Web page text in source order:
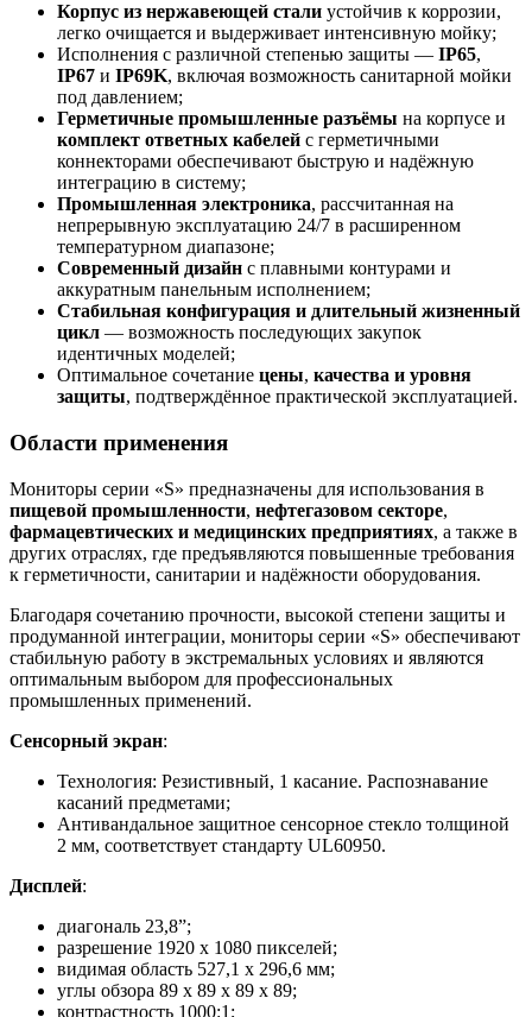
Корпус из нержавеющей стали устойчив к коррозии,
легко очищается и выдерживает интенсивную мойку;
Исполнения с различной степенью защиты — IP65,
IP67 и IP69K, включая возможность санитарной мойки
под давлением;
Герметичные промышленные разъёмы на корпусе и
комплект ответных кабелей с герметичными
коннекторами обеспечивают быструю и надёжную
интеграцию в систему;
Промышленная электроника, рассчитанная на
непрерывную эксплуатацию 24/7 в расширенном
температурном диапазоне;
Современный дизайн с плавными контурами и
аккуратным панельным исполнением;
Стабильная конфигурация и длительный жизненный
цикл — возможность последующих закупок
идентичных моделей;
Оптимальное сочетание цены, качества и уровня
защиты, подтверждённое практической эксплуатацией.
Области применения
Мониторы серии «S» предназначены для использования в
пищевой промышленности, нефтегазовом секторе,
фармацевтических и медицинских предприятиях, а также в
других отраслях, где предъявляются повышенные требования
к герметичности, санитарии и надёжности оборудования.
Благодаря сочетанию прочности, высокой степени защиты и
продуманной интеграции, мониторы серии «S» обеспечивают
стабильную работу в экстремальных условиях и являются
оптимальным выбором для профессиональных
промышленных применений.
Сенсорный экран:
Технология: Резистивный, 1 касание. Распознавание
касаний предметами;
Антивандальное защитное сенсорное стекло толщиной
2 мм, соответствует стандарту UL60950.
Дисплей:
диагональ 23,8”;
разрешение 1920 x 1080 пикселей;
видимая область 527,1 х 296,6 мм;
углы обзора 89 х 89 х 89 х 89;
контрастность 1000:1;